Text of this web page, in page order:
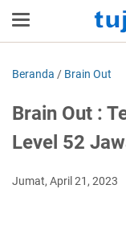
Beranda / Brain Out
Brain Out :
Level 52
Jumat, April 21, 2023